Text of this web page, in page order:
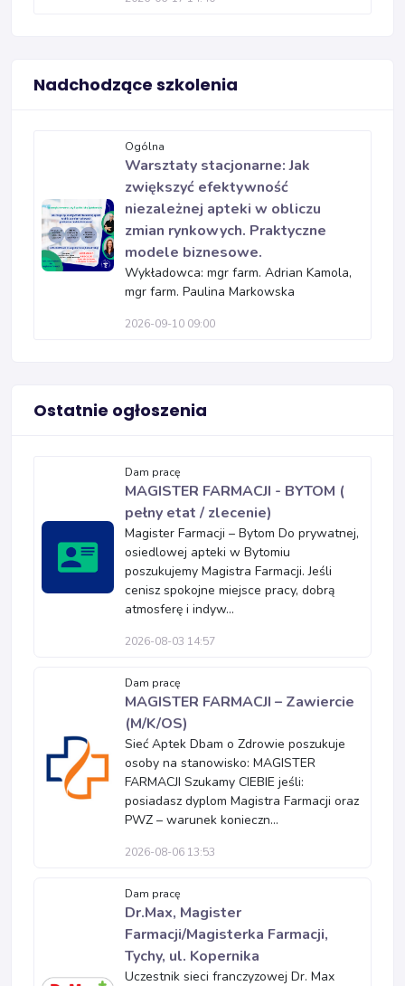
Nadchodzące szkolenia
Ogólna
Warsztaty stacjonarne: Jak
zwiększyć efektywność
niezależnej apteki w obliczu
zmian rynkowych. Praktyczne
modele biznesowe.
Wykładowca: mgr farm. Adrian Kamola,
mgr farm. Paulina Markowska
2026-09-10 09:00
Ostatnie ogłoszenia
Dam pracę
MAGISTER FARMACJI - BYTOM (
pełny etat / zlecenie)
Magister Farmacji – Bytom Do prywatnej,
osiedlowej apteki w Bytomiu
poszukujemy Magistra Farmacji. Jeśli
cenisz spokojne miejsce pracy, dobrą
atmosferę i indyw...
2026-08-03 14:57
Dam pracę
MAGISTER FARMACJI – Zawiercie
(M/K/OS)
Sieć Aptek Dbam o Zdrowie poszukuje
osoby na stanowisko: MAGISTER
FARMACJI Szukamy CIEBIE jeśli:
posiadasz dyplom Magistra Farmacji oraz
PWZ – warunek konieczn...
2026-08-06 13:53
Dam pracę
Dr.Max, Magister
Farmacji/Magisterka Farmacji,
Tychy, ul. Kopernika
Uczestnik sieci franczyzowej Dr. Max